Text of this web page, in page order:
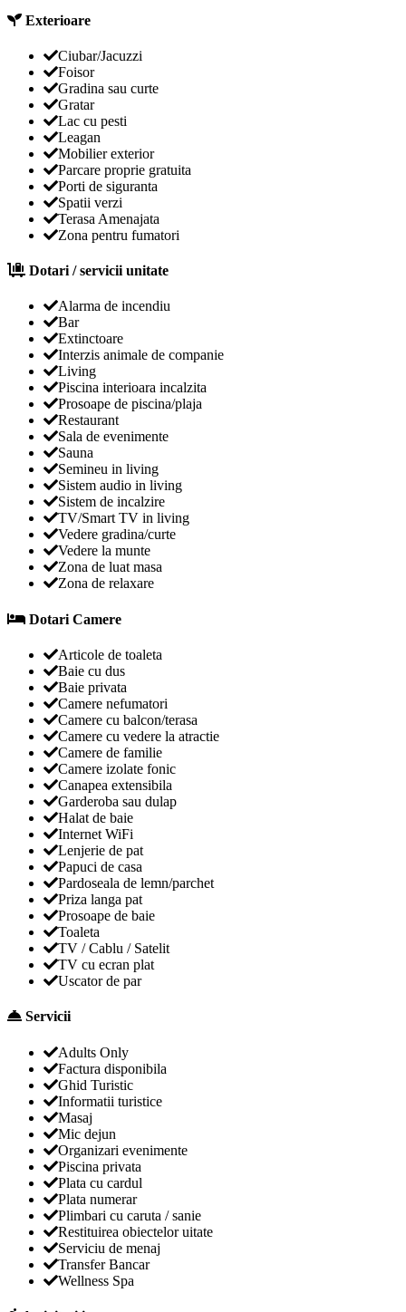
Exterioare
Ciubar/Jacuzzi
Foisor
Gradina sau curte
Gratar
Lac cu pesti
Leagan
Mobilier exterior
Parcare proprie gratuita
Porti de siguranta
Spatii verzi
Terasa Amenajata
Zona pentru fumatori
Dotari / servicii unitate
Alarma de incendiu
Bar
Extinctoare
Interzis animale de companie
Living
Piscina interioara incalzita
Prosoape de piscina/plaja
Restaurant
Sala de evenimente
Sauna
Semineu in living
Sistem audio in living
Sistem de incalzire
TV/Smart TV in living
Vedere gradina/curte
Vedere la munte
Zona de luat masa
Zona de relaxare
Dotari Camere
Articole de toaleta
Baie cu dus
Baie privata
Camere nefumatori
Camere cu balcon/terasa
Camere cu vedere la atractie
Camere de familie
Camere izolate fonic
Canapea extensibila
Garderoba sau dulap
Halat de baie
Internet WiFi
Lenjerie de pat
Papuci de casa
Pardoseala de lemn/parchet
Priza langa pat
Prosoape de baie
Toaleta
TV / Cablu / Satelit
TV cu ecran plat
Uscator de par
Servicii
Adults Only
Factura disponibila
Ghid Turistic
Informatii turistice
Masaj
Mic dejun
Organizari evenimente
Piscina privata
Plata cu cardul
Plata numerar
Plimbari cu caruta / sanie
Restituirea obiectelor uitate
Serviciu de menaj
Transfer Bancar
Wellness Spa